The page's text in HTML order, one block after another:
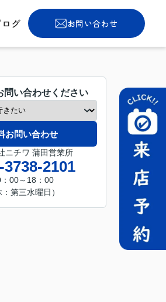
グ お問い合わせ
問い合わせください
お問い合わせ
ニチワ 蒲田営業所
3738-2101
：00～18：00
：第三水曜日）